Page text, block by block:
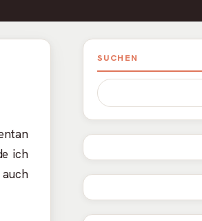
ich
Haupt-
Seitenleiste
SUCHEN